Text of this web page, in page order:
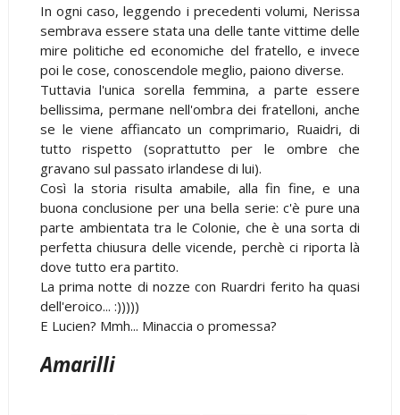
In ogni caso, leggendo i precedenti volumi, Nerissa
sembrava essere stata una delle tante vittime delle
mire politiche ed economiche del fratello, e invece
poi le cose, conoscendole meglio, paiono diverse.
Tuttavia l'unica sorella femmina, a parte essere
bellissima, permane nell'ombra dei fratelloni, anche
se le viene affiancato un comprimario, Ruaidri, di
tutto rispetto (soprattutto per le ombre che
gravano sul passato irlandese di lui).
Così la storia risulta amabile, alla fin fine, e una
buona conclusione per una bella serie: c'è pure una
parte ambientata tra le Colonie, che è una sorta di
perfetta chiusura delle vicende, perchè ci riporta là
dove tutto era partito.
La prima notte di nozze con Ruardri ferito ha quasi
dell'eroico... :)))))
E Lucien? Mmh... Minaccia o promessa?
Amarilli